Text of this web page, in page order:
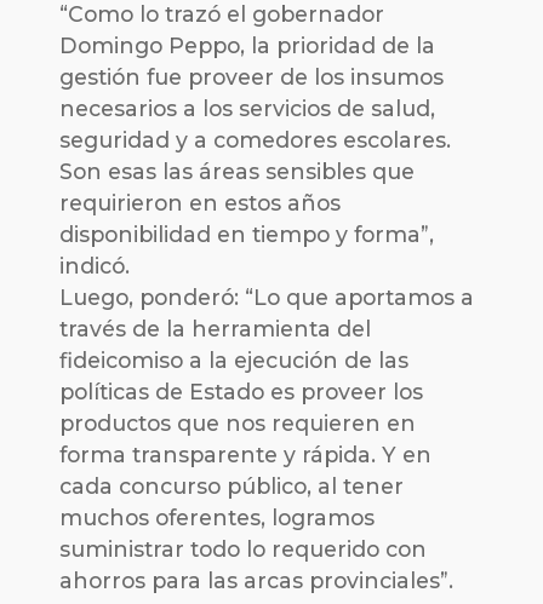
“Como lo trazó el gobernador
Domingo Peppo, la prioridad de la
gestión fue proveer de los insumos
necesarios a los servicios de salud,
seguridad y a comedores escolares.
Son esas las áreas sensibles que
requirieron en estos años
disponibilidad en tiempo y forma”,
indicó.
Luego, ponderó: “Lo que aportamos a
través de la herramienta del
fideicomiso a la ejecución de las
políticas de Estado es proveer los
productos que nos requieren en
forma transparente y rápida. Y en
cada concurso público, al tener
muchos oferentes, logramos
suministrar todo lo requerido con
ahorros para las arcas provinciales”.